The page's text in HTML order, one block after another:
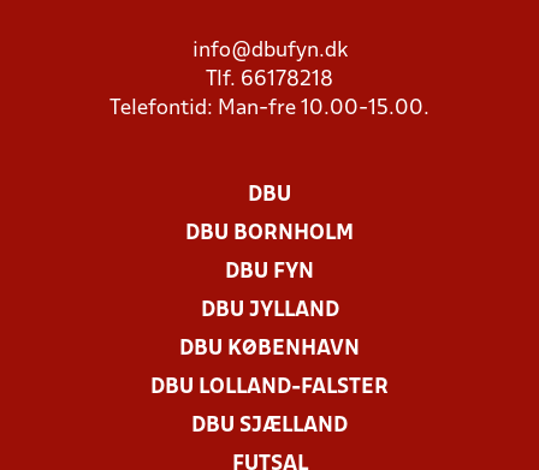
info@dbufyn.dk
Tlf. 66178218
Telefontid: Man-fre 10.00-15.00.
DBU
DBU BORNHOLM
DBU FYN
DBU JYLLAND
DBU KØBENHAVN
DBU LOLLAND-FALSTER
DBU SJÆLLAND
FUTSAL